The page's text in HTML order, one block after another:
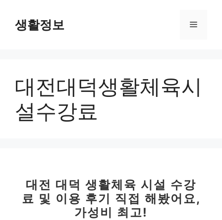
생활정보 메
대전대덕생활체육시
설수강료
대전 대덕 생활체육 시설 수강
료 및 이용 후기 직접 해봤어요,
가성비 최고!